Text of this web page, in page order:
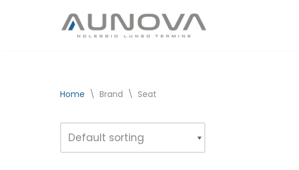
Home \ Brand \ Seat